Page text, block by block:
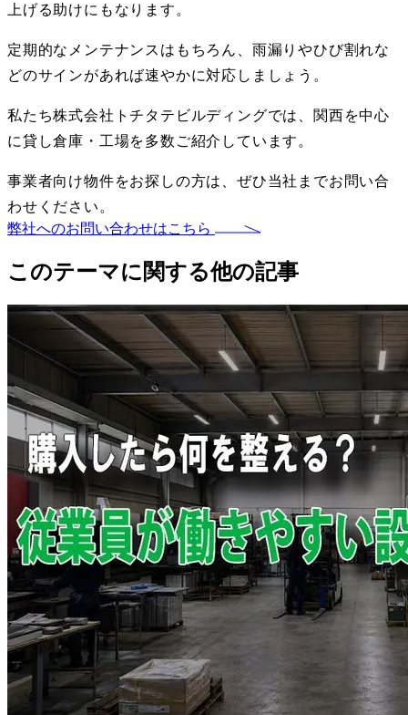
上げる助けにもなります。
定期的なメンテナンスはもちろん、雨漏りやひび割れな
どのサインがあれば速やかに対応しましょう。
私たち株式会社トチタテビルディングでは、関西を中心
に貸し倉庫・工場を多数ご紹介しています。
事業者向け物件をお探しの方は、ぜひ当社までお問い合
わせください。
弊社へのお問い合わせはこちら
このテーマに関する他の記事